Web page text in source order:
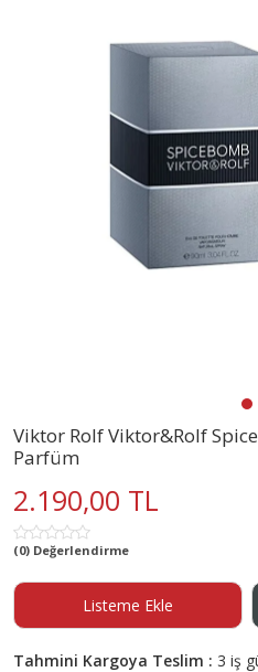
Viktor Rolf Viktor&Rolf
Parfüm
2.190,00 TL
(0) Değerlendirme
Listeme Ekle
Tahmini Kargoya Teslim : 3 iş